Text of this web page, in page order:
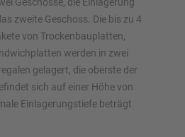
Geschosse, die Einlagerung
zweite Geschoss. Die bis zu 4
von Trockenbauplatten,
werden in zwei
gelagert, die oberste der
sich auf einer Höhe von
Einlagerungstiefe beträgt